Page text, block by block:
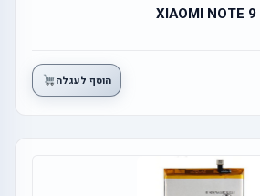
הוסף לעגלה